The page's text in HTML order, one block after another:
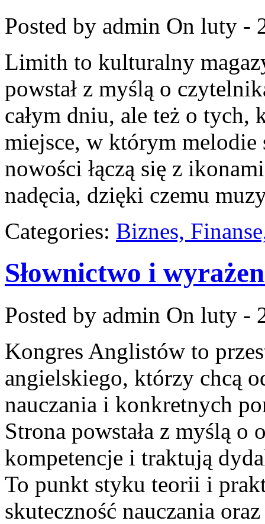
Posted by admin On luty -
Limith to kulturalny
powstał z myślą o
całym dniu, ale też o tych,
miejsce, w którym melodie
nowości łączą się z
nadęcia, dzięki czemu
Categories: Biznes,
Słownictwo i
Posted by admin On luty -
Kongres Anglistów to
angielskiego, którzy chcą
nauczania i konkretnych
Strona powstała z myślą o
kompetencje i traktują
To punkt styku teorii i
skuteczność nauczania